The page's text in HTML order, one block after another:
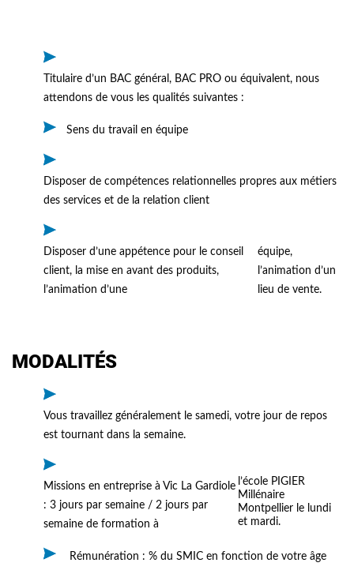
Titulaire d’un BAC général, BAC PRO ou équivalent, nous
attendons de vous les qualités suivantes :
Sens du travail en équipe
Disposer de compétences relationnelles propres aux métiers
des services et de la relation client
Disposer d’une appétence pour le conseil
client, la mise en avant des produits,
l’animation d’une
équipe,
l’animation d’un
lieu de vente.
MODALITÉS
Vous travaillez généralement le samedi, votre jour de repos
est tournant dans la semaine.
Missions en entreprise à Vic La Gardiole
: 3 jours par semaine / 2 jours par
semaine de formation à
l’école PIGIER
Millénaire
Montpellier le lundi
et mardi.
Rémunération : % du SMIC en fonction de votre âge